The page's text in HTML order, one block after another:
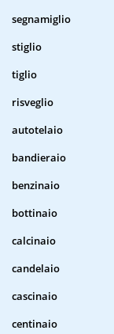
segnamiglio
stiglio
tiglio
risveglio
autotelaio
bandieraio
benzinaio
bottinaio
calcinaio
candelaio
cascinaio
centinaio